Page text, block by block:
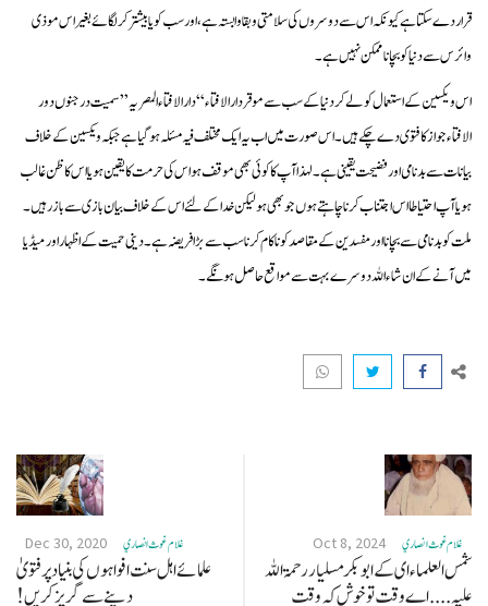
قرار دے سکتا ہے کیونکہ اس سے دوسروں کی سلامتی وبقا وابستہ ہے، اور سب کو یا بیشتر کر لگائے بغیر اس موذی
وائرس سے دنیا کو بچانا ممکن نہیں ہے۔
اس ويكسين كے استعمال کو لے کر دنیا کے سب سے موقر دار الافتاء “ دار الافتاء المصریہ” سمیت درجنوں دور
الافتاء جواز کا فتوی دے چکے ہیں۔ اس صورت میں اب یہ ایک مختلف فیہ مسئلہ ہوگیا ہے جبکہ ویکسین کے خلاف
بیانات سے بدنامی اور فضیحت یقینی ہے۔ لہذا آپ کا کوئی بھی موقف ہو اس کی حرمت کا یقین ہو یا اس کا ظن غالب
ہو یا آپ احتیاطا اس اجتناب کرنا چاہتے ہوں جو بھی ہو لیکن خدا کے لئے اس کے خلاف بیان بازی سے باز رہیں۔
ملت کو بدنامی سے بچانا اور مفسدین کے مقاصد کو ناکام کرنا سب سے بڑا فريضہ ہے۔ دینی حمیت کے اظہار اور میڈیا
میں آنے کے ان شاء اللہ دوسرے بہت سے مواقع حاصل ہونگے۔
غلام غوث انصاري Oct 8, 2024
شمس العلماء ای کے ابو بکر مسلیار رحمۃ اللہ
علیہ .... اے وقت تو خوش کہ وقت
غلام غوث انصاري Dec 30, 2020
علمائے اہل سنت افواہوں کی بنیاد پر فتویٰ
دینے سے گریز کریں!